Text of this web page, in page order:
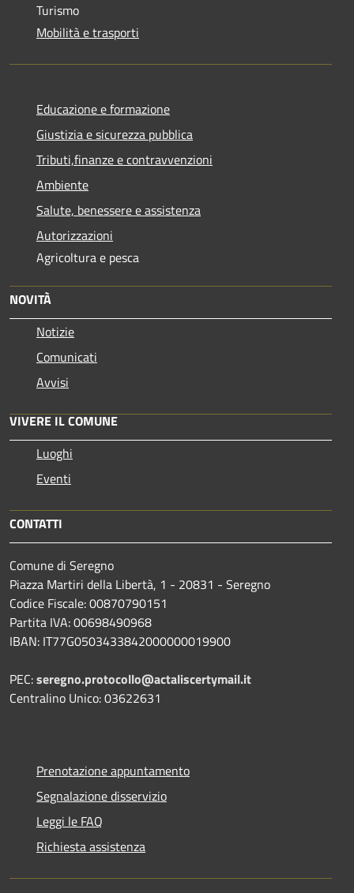
Turismo
Mobilità e trasporti
Educazione e formazione
Giustizia e sicurezza pubblica
Tributi,finanze e contravvenzioni
Ambiente
Salute, benessere e assistenza
Autorizzazioni
Agricoltura e pesca
NOVITÀ
Notizie
Comunicati
Avvisi
VIVERE IL COMUNE
Luoghi
Eventi
CONTATTI
Comune di Seregno
Piazza Martiri della Libertà, 1 - 20831 - Seregno
Codice Fiscale: 00870790151
Partita IVA: 00698490968
IBAN: IT77G0503433842000000019900
PEC:seregno.protocollo@actaliscertymail.it
Centralino Unico: 03622631
Prenotazione appuntamento
Segnalazione disservizio
Leggi le FAQ
Richiesta assistenza